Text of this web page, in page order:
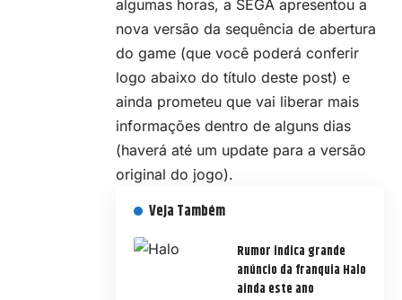
algumas horas, a SEGA apresentou a
nova versão da sequência de abertura
do game (que você poderá conferir
logo abaixo do título deste post) e
ainda prometeu que vai liberar mais
informações dentro de alguns dias
(haverá até um update para a versão
original do jogo).
Veja Também
Rumor indica grande
anúncio da franquia Halo
ainda este ano